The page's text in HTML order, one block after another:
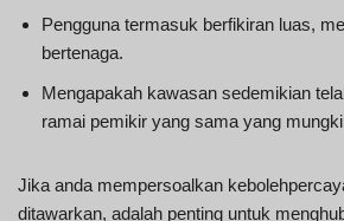
Pengguna termasuk berfikiran luas,
bertenaga.
Mengapakah kawasan sedemikian
ramai pemikir yang sama yang
Jika anda mempersoalkan
ditawarkan, adalah penting untuk